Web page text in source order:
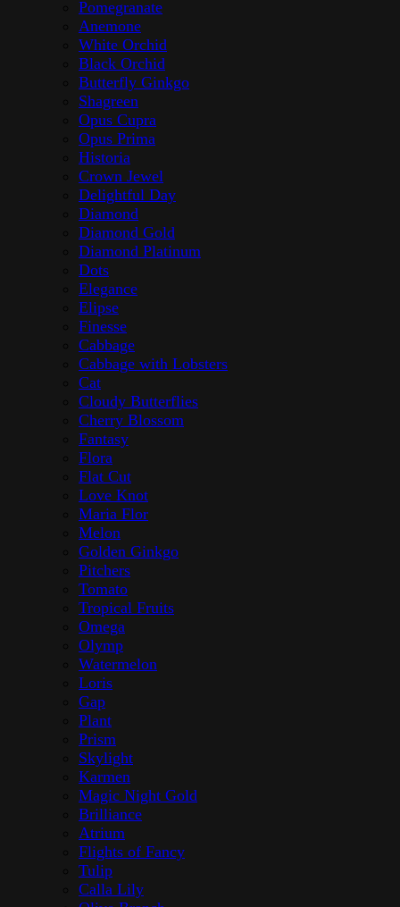
Pomegranate
Anemone
White Orchid
Black Orchid
Butterfly Ginkgo
Shagreen
Opus Cupra
Opus Prima
Historia
Crown Jewel
Delightful Day
Diamond
Diamond Gold
Diamond Platinum
Dots
Elegance
Elipse
Finesse
Cabbage
Cabbage with Lobsters
Cat
Cloudy Butterflies
Cherry Blossom
Fantasy
Flora
Flat Cut
Love Knot
Maria Flor
Melon
Golden Ginkgo
Pitchers
Tomato
Tropical Fruits
Omega
Olymp
Watermelon
Loris
Gap
Plant
Prism
Skylight
Karmen
Magic Night Gold
Brilliance
Atrium
Flights of Fancy
Tulip
Calla Lily